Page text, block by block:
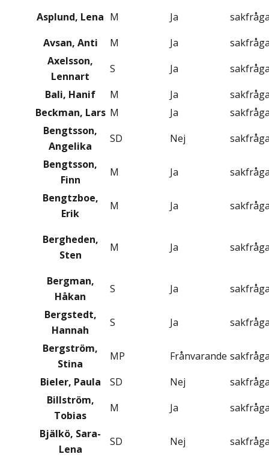
Asplund, Lena M Ja
Avsan, Anti
M Ja
Axelsson,
Lennart
S Ja
Bali, Hanif
M Ja
Beckman, Lars M Ja
Bengtsson,
Angelika
SD Nej
Bengtsson,
Finn
M Ja
Bengtzboe,
Erik
M Ja
Bergheden,
Sten
M Ja
Bergman,
Håkan
S Ja
Bergstedt,
Hannah
S Ja
Bergström,
Stina
MP Frånvarande
Bieler, Paula
SD Nej
Billström,
Tobias
M Ja
Bjälkö, Sara-
Lena
SD Nej